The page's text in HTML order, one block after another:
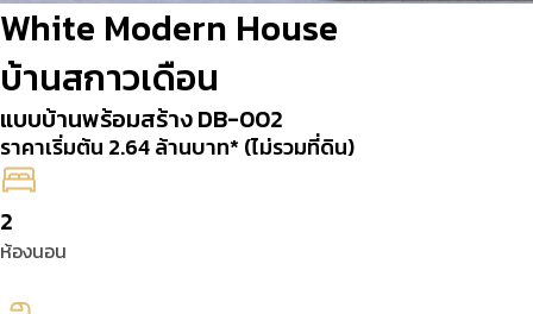
White Modern House
บ้านสกาวเดือน
แบบบ้านพร้อมสร้าง DB-002
ราคาเริ่มต้น 2.64 ล้านบาท* (ไม่รวมที่ดิน)
2
ห้องนอน